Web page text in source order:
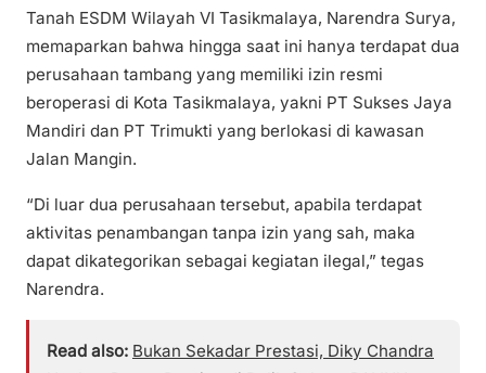
Tanah ESDM Wilayah VI Tasikmalaya, Narendra Surya,
memaparkan bahwa hingga saat ini hanya terdapat dua
perusahaan tambang yang memiliki izin resmi
beroperasi di Kota Tasikmalaya, yakni PT Sukses Jaya
Mandiri dan PT Trimukti yang berlokasi di kawasan
Jalan Mangin.
“Di luar dua perusahaan tersebut, apabila terdapat
aktivitas penambangan tanpa izin yang sah, maka
dapat dikategorikan sebagai kegiatan ilegal,” tegas
Narendra.
Read also: Bukan Sekadar Prestasi, Diky Chandra